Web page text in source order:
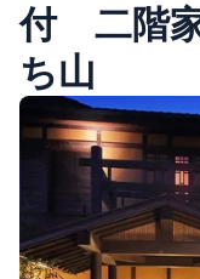
付 二階
ち山